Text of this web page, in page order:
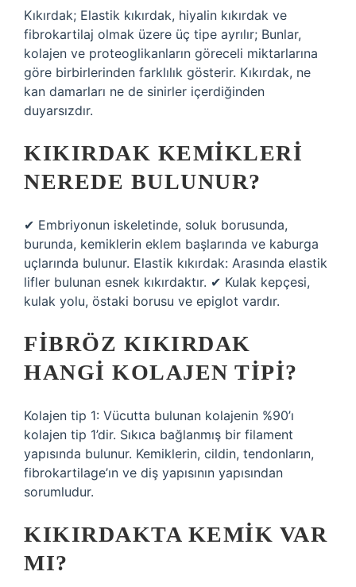
Kıkırdak; Elastik kıkırdak, hiyalin kıkırdak ve
fibrokartilaj olmak üzere üç tipe ayrılır; Bunlar,
kolajen ve proteoglikanların göreceli miktarlarına
göre birbirlerinden farklılık gösterir. Kıkırdak, ne
kan damarları ne de sinirler içerdiğinden
duyarsızdır.
KIKIRDAK KEMIKLERI
NEREDE BULUNUR?
✔ Embriyonun iskeletinde, soluk borusunda,
burunda, kemiklerin eklem başlarında ve kaburga
uçlarında bulunur. Elastik kıkırdak: Arasında elastik
lifler bulunan esnek kıkırdaktır. ✔ Kulak kepçesi,
kulak yolu, östaki borusu ve epiglot vardır.
FIBRÖZ KIKIRDAK
HANGI KOLAJEN TIPI?
Kolajen tip 1: Vücutta bulunan kolajenin %90’ı
kolajen tip 1’dir. Sıkıca bağlanmış bir filament
yapısında bulunur. Kemiklerin, cildin, tendonların,
fibrokartilage’ın ve diş yapısının yapısından
sorumludur.
KIKIRDAKTA KEMIK VAR
MI?